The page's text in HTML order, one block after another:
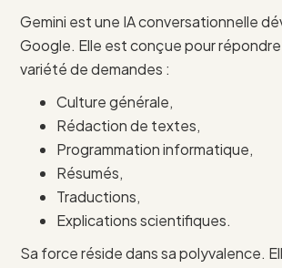
Gemini est une IA conversationnelle
Google. Elle est conçue pour répondre
variété de demandes :
Culture générale,
Rédaction de textes,
Programmation informatique,
Résumés,
Traductions,
Explications scientifiques.
Sa force réside dans sa polyvalence.